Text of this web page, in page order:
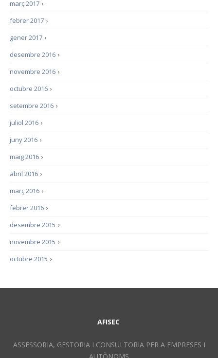
›
març 2017
›
febrer 2017
›
gener 2017
›
desembre 2016
›
novembre 2016
›
octubre 2016
›
setembre 2016
›
juliol 2016
›
juny 2016
›
maig 2016
›
abril 2016
›
març 2016
›
febrer 2016
›
desembre 2015
›
novembre 2015
›
octubre 2015
AFISEC
ASSESSORIA, GESTORIA I CONSULTORIA PER A EMPRESES I